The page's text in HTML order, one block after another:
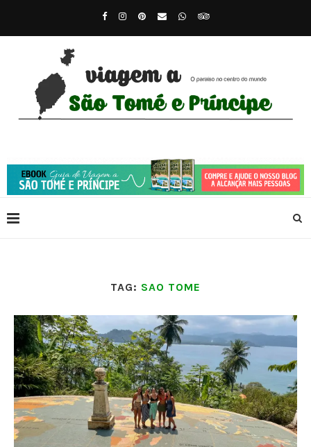
TAG: SAO TOME